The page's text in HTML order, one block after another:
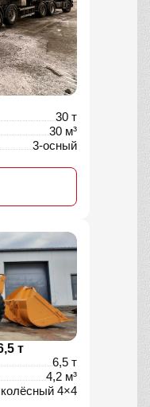
30 т
30 м³
3-осный
т
6,5 т
4,2 м³
колёсный 4×4